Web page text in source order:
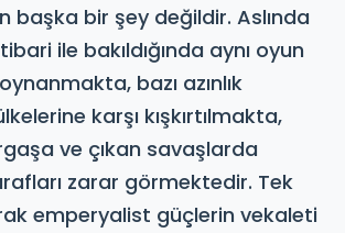
başka bir şey değildir. Aslında
ile bakıldığında aynı oyun
bazı azınlık
karşı kışkırtılmakta,
ve çıkan savaşlarda
zarar görmektedir. Tek
emperyalist güçlerin vekaleti